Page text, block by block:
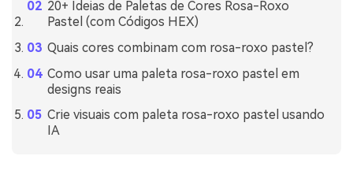
20+ Ideias de Paletas de Cores Rosa-Roxo
Pastel (com Códigos HEX)
Quais cores combinam com rosa-roxo pastel?
Como usar uma paleta rosa-roxo pastel em
designs reais
Crie visuais com paleta rosa-roxo pastel usando
IA